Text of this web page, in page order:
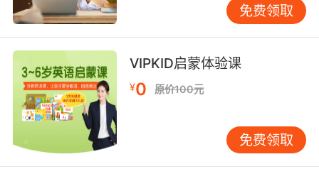
免费领取
VIPKID启蒙体验课
¥0 原价100元
免费领取